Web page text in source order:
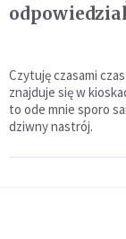
Czytuję czasami
znajduje się w
to ode mnie sporo
dziwny nastrój.